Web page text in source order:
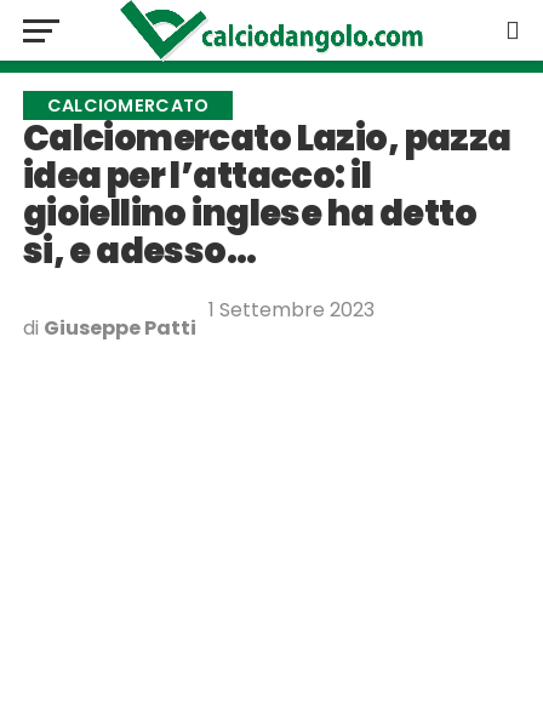
CALCIOMERCATO
Calciomercato Lazio, pazza
idea per l’attacco: il
gioiellino inglese ha detto
si, e adesso…
di Giuseppe Patti
1 Settembre 2023